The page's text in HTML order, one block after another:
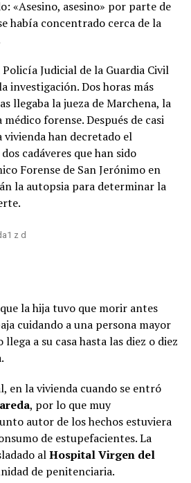
«Asesino, asesino» por parte de
había concentrado cerca de la
Judicial de la Guardia Civil
investigación. Dos horas más
llegaba la jueza de Marchena, la
forense. Después de casi
han decretado el
cadáveres que han sido
Forense de San Jerónimo en
la autopsia para determinar la
la hija tuvo que morir antes
cuidando a una persona mayor
a su casa hasta las diez o diez
en la vivienda cuando se entró
, por lo que muy
autor de los hechos estuviera
de estupefacientes. La
alHospital Virgen del
de penitenciaria.